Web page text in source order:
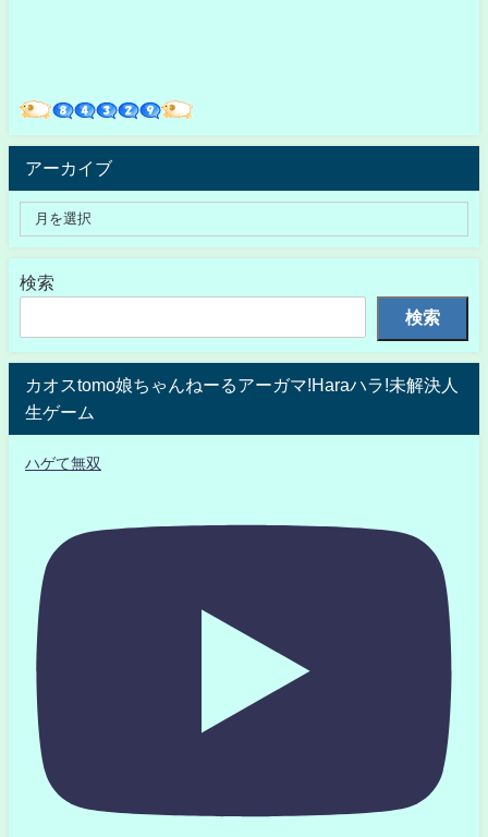
アーカイブ
検索
検索
カオスtomo娘ちゃんねーるアーガマ!Haraハラ!未解決人
生ゲーム
ハゲて無双